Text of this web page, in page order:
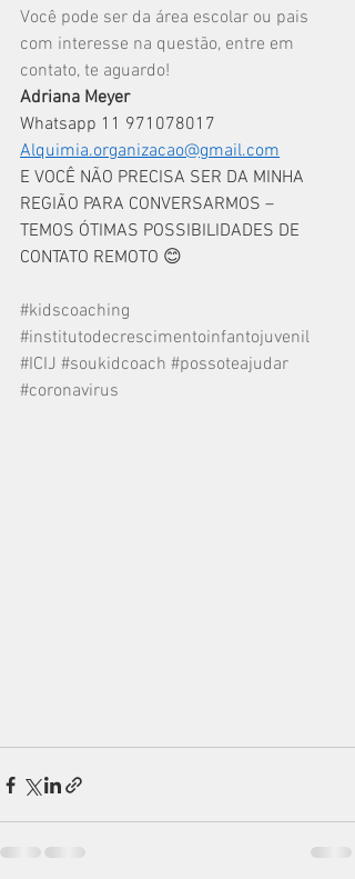
Você pode ser da área escolar ou pais
com interesse na questão, entre em
contato, te aguardo!
Adriana Meyer
Whatsapp 11 971078017
Alquimia.organizacao@gmail.com
E VOCÊ NÃO PRECISA SER DA MINHA
REGIÃO PARA CONVERSARMOS –
TEMOS ÓTIMAS POSSIBILIDADES DE
CONTATO REMOTO 😊
#kidscoaching
#institutodecrescimentoinfantojuvenil
#ICIJ #soukidcoach #possoteajudar
#coronavirus